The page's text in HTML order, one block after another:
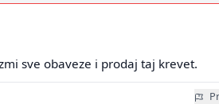
sve obaveze i prodaj taj krevet.